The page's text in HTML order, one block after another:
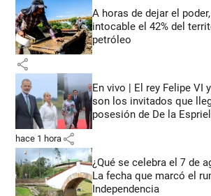
A horas de dejar el
intocable el 42% del
petróleo
share
En vivo | El rey Felipe VI
son los invitados que
posesión de De la
hace 1 hora share
¿Qué se celebra el 7 de
La fecha que marcó el
Independencia